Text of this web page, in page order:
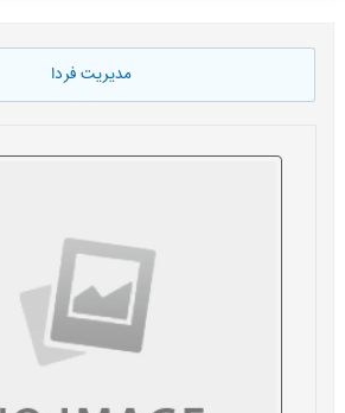
مدیریت فردا